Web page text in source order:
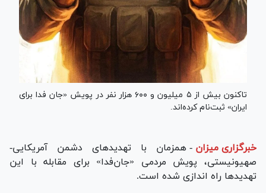
تاکنون بیش از ۵ میلیون و ۶۰۰ هزار نفر در پویش «جان فدا برای
ایران» ثبت‌نام کرده‌اند.
خبرگزاری میزان - همزمان با تهدید‌های دشمن آمریکایی-
صهیونیستی، پویش مردمی «جان‌فدا» برای مقابله با این
تهدید‌ها راه اندازی شده است.